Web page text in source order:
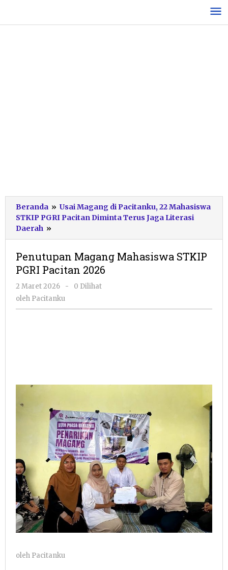
konten
Beranda » Usai Magang di Pacitanku, 22 Mahasiswa
STKIP PGRI Pacitan Diminta Terus Jaga Literasi
Daerah »
Magang
STKIP
PGRI
Pacitan
Penutupan Magang Mahasiswa STKIP
PGRI Pacitan 2026
2 Maret 2026
oleh
Pacitanku
-
0 Dilihat
oleh Pacitanku
oleh Pacitanku